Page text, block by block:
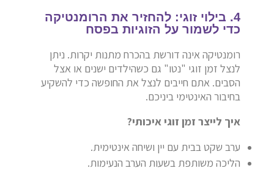
4. בילוי זוגי: להחזיר את הרומנטיקה
כדי לשמור על הזוגיות בפסח
רומנטיקה אינה דורשת בהכרח מתנות יקרות. ניתן
לנצל זמן זוגי "נטו" גם כשהילדים ישנים או אצל
הסבים. אתם חייבים לנצל את החופשה כדי להשקיע
בחיבור האינטימי ביניכם.
איך לייצר זמן זוגי איכותי?
ערב שקט בבית עם יין ושיחה אינטימית.
הליכה משותפת בשעות הערב הנעימות.